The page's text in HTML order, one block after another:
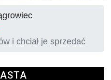
i chciał je sprzedać